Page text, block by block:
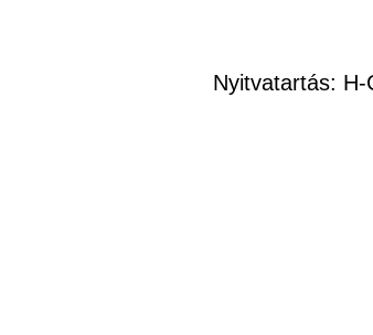
Nyitvatartás: